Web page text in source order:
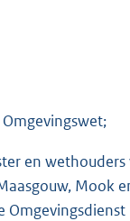
en
Mook